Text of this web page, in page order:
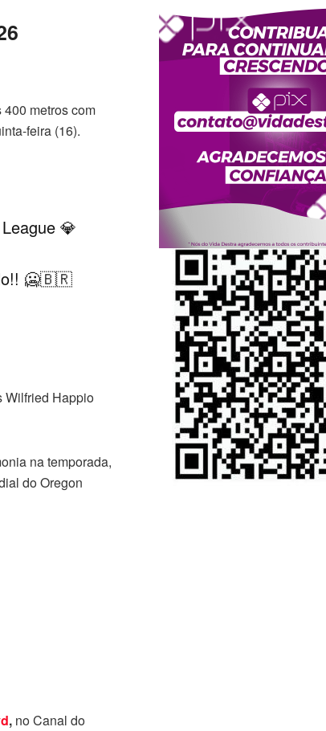
metros com
feira (16).
💎
🥶🇧🇷
Wilfried Happio
na temporada,
do Oregon
, no Canal do